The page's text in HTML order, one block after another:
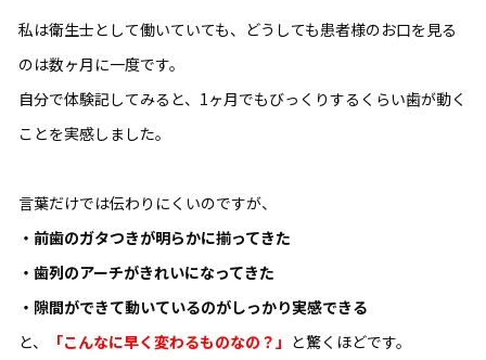
私は衛生士として働いていても、どうしても患者様のお口を見る
のは数ヶ月に一度です。
自分で体験記してみると、1ヶ月でもびっくりするくらい歯が動く
ことを実感しました。
言葉だけでは伝わりにくいのですが、
・前歯のガタつきが明らかに揃ってきた
・歯列のアーチがきれいになってきた
・隙間ができて動いているのがしっかり実感できる
と、
「こんなに早く変わるものなの？」 と驚くほどです。